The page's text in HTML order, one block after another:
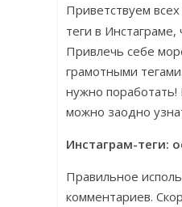
Приветствуем
теги в
Привлечь себе
грамотными
нужно поработать!
можно заодно
Инстаграм-теги:
Правильное
комментариев.